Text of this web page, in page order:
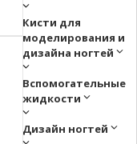
Кисти для
моделирования и
дизайна ногтей
Вспомогательные
жидкости
Дизайн ногтей